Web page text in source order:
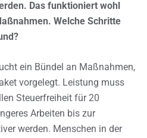
Das funktioniert wohl
Welche Schritte
ein Bündel an Maßnahmen,
vorgelegt. Leistung muss
Steuerfreiheit für 20
Arbeiten bis zur
werden. Menschen in der